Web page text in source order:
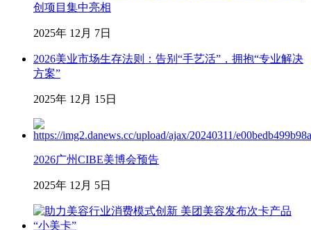
创项目集中亮相
2025年 12月 7日
2026美业市场生存法则：告别“手艺活”，拥抱“专业解决
方案”
2025年 12月 15日
2026广州CIBE美博会预告
2025年 12月 5日